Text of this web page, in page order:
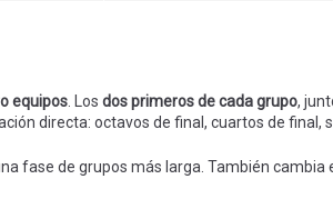
equipos . Los dos primeros de cada grupo,
directa: octavos de final, cuartos de final,
fase de grupos más larga. También